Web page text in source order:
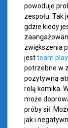
powoduje
zespołu. Tak
gdzie kiedy
zwiększenia
jestteam
potrzebne w
pozytywną
rolą komika.
może
próby sił.
jak i